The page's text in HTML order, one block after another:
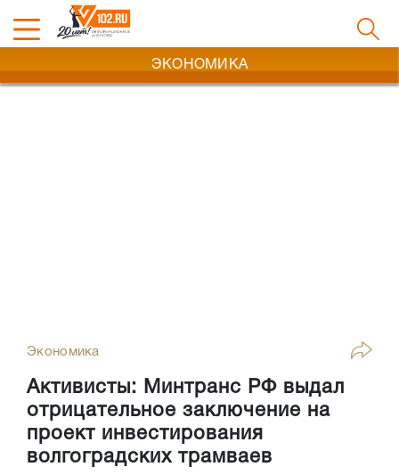
ЭКОНОМИКА
Экономика
Активисты: Минтранс РФ выдал
отрицательное заключение на
проект инвестирования
волгоградских трамваев